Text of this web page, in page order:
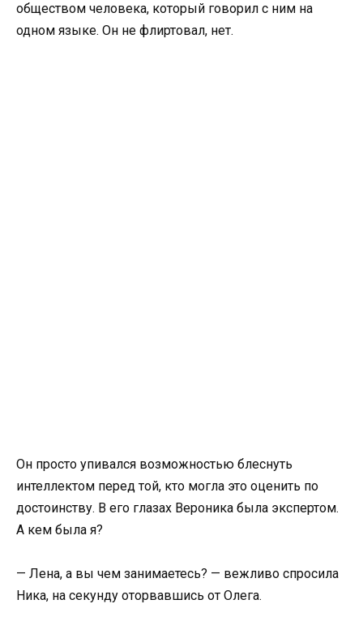
обществом человека, который говорил с ним на
одном языке. Он не флиртовал, нет.
Он просто упивался возможностью блеснуть
интеллектом перед той, кто могла это оценить по
достоинству. В его глазах Вероника была экспертом.
А кем была я?
— Лена, а вы чем занимаетесь? — вежливо спросила
Ника, на секунду оторвавшись от Олега.